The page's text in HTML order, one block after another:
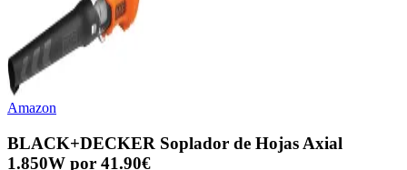
Amazon
BLACK+DECKER Soplador de Hojas Axial
1.850W por 41.90€